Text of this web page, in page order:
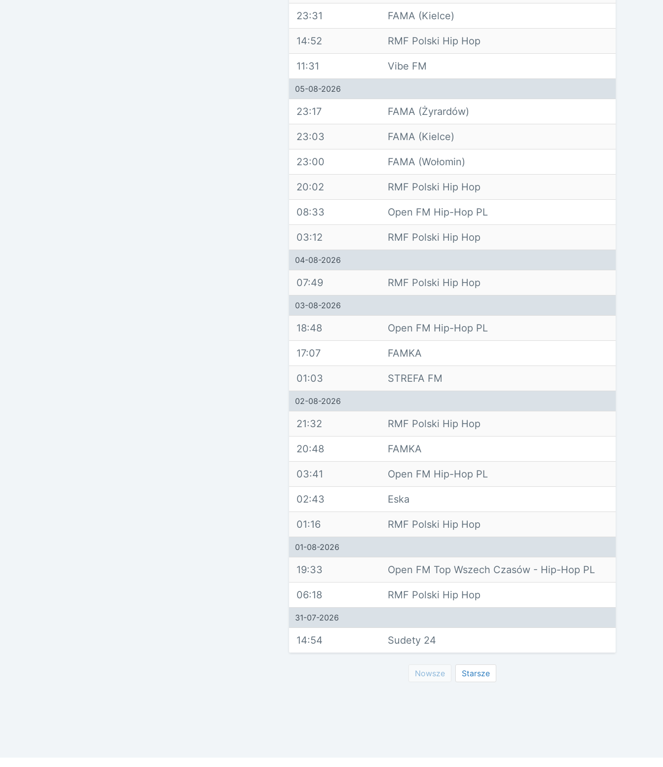
23:31 FAMA (Kielce)
14:52 RMF Polski Hip Hop
11:31 Vibe FM
05-08-2026
23:17 FAMA (Żyrardów)
23:03 FAMA (Kielce)
23:00 FAMA (Wołomin)
20:02 RMF Polski Hip Hop
08:33 Open FM Hip-Hop PL
03:12 RMF Polski Hip Hop
04-08-2026
07:49 RMF Polski Hip Hop
03-08-2026
18:48 Open FM Hip-Hop PL
17:07 FAMKA
01:03 STREFA FM
02-08-2026
21:32 RMF Polski Hip Hop
20:48 FAMKA
03:41 Open FM Hip-Hop PL
02:43 Eska
01:16 RMF Polski Hip Hop
01-08-2026
19:33 Open FM Top Wszech Czasów - Hip-Hop PL
06:18 RMF Polski Hip Hop
31-07-2026
14:54 Sudety 24
Nowsze Starsze